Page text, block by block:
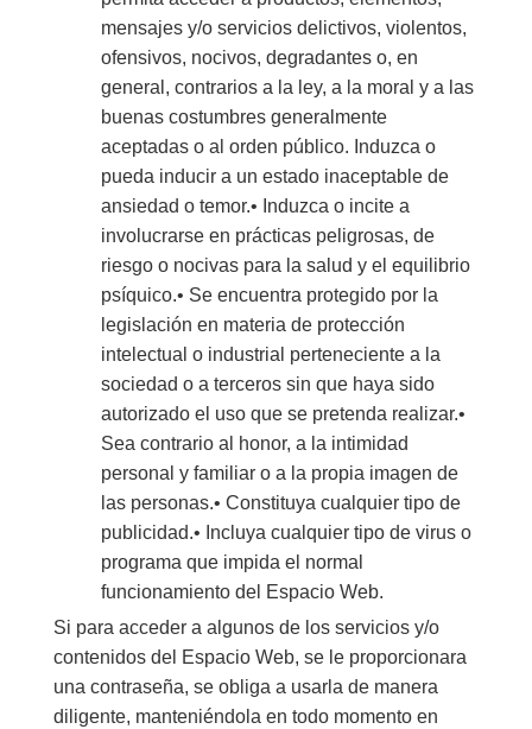
mensajes y/o servicios delictivos, violentos,
ofensivos, nocivos, degradantes o, en
general, contrarios a la ley, a la moral y a las
buenas costumbres generalmente
aceptadas o al orden público. Induzca o
pueda inducir a un estado inaceptable de
ansiedad o temor.• Induzca o incite a
involucrarse en prácticas peligrosas, de
riesgo o nocivas para la salud y el equilibrio
psíquico.• Se encuentra protegido por la
legislación en materia de protección
intelectual o industrial perteneciente a la
sociedad o a terceros sin que haya sido
autorizado el uso que se pretenda realizar.•
Sea contrario al honor, a la intimidad
personal y familiar o a la propia imagen de
las personas.• Constituya cualquier tipo de
publicidad.• Incluya cualquier tipo de virus o
programa que impida el normal
funcionamiento del Espacio Web.
Si para acceder a algunos de los servicios y/o
contenidos del Espacio Web, se le proporcionara
una contraseña, se obliga a usarla de manera
diligente, manteniéndola en todo momento en